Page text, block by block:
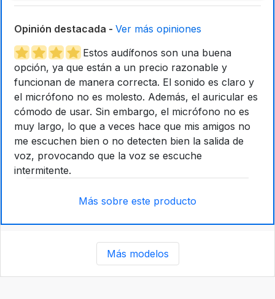
Opinión destacada - Ver más opiniones
Estos audífonos son una buena
opción, ya que están a un precio razonable y
funcionan de manera correcta. El sonido es claro y
el micrófono no es molesto. Además, el auricular es
cómodo de usar. Sin embargo, el micrófono no es
muy largo, lo que a veces hace que mis amigos no
me escuchen bien o no detecten bien la salida de
voz, provocando que la voz se escuche
intermitente.
Más sobre este producto
Más modelos